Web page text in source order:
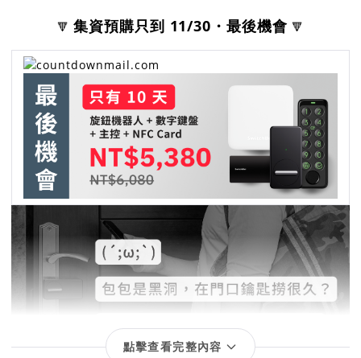
🔻 集資預購只到 11/30・最後機會 🔻
點擊查看完整內容